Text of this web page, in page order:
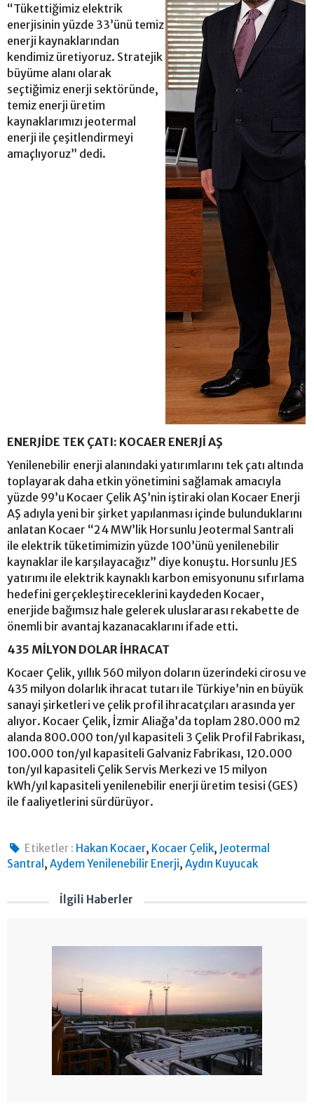
“Tükettiğimiz elektrik
enerjisinin yüzde 33’ünü temiz
enerji kaynaklarından
kendimiz üretiyoruz. Stratejik
büyüme alanı olarak
seçtiğimiz enerji sektöründe,
temiz enerji üretim
kaynaklarımızı jeotermal
enerji ile çeşitlendirmeyi
amaçlıyoruz” dedi.
ENERJİDE TEK ÇATI: KOCAER ENERJİ AŞ
Yenilenebilir enerji alanındaki yatırımlarını tek çatı altında
toplayarak daha etkin yönetimini sağlamak amacıyla
yüzde 99’u Kocaer Çelik AŞ’nin iştiraki olan Kocaer Enerji
AŞ adıyla yeni bir şirket yapılanması içinde bulunduklarını
anlatan Kocaer “24 MW’lik Horsunlu Jeotermal Santrali
ile elektrik tüketimimizin yüzde 100’ünü yenilenebilir
kaynaklar ile karşılayacağız” diye konuştu. Horsunlu JES
yatırımı ile elektrik kaynaklı karbon emisyonunu sıfırlama
hedefini gerçekleştireceklerini kaydeden Kocaer,
enerjide bağımsız hale gelerek uluslararası rekabette de
önemli bir avantaj kazanacaklarını ifade etti.
435 MİLYON DOLAR İHRACAT
Kocaer Çelik, yıllık 560 milyon doların üzerindeki cirosu ve
435 milyon dolarlık ihracat tutarı ile Türkiye’nin en büyük
sanayi şirketleri ve çelik profil ihracatçıları arasında yer
alıyor. Kocaer Çelik, İzmir Aliağa’da toplam 280.000 m2
alanda 800.000 ton/yıl kapasiteli 3 Çelik Profil Fabrikası,
100.000 ton/yıl kapasiteli Galvaniz Fabrikası, 120.000
ton/yıl kapasiteli Çelik Servis Merkezi ve 15 milyon
kWh/yıl kapasiteli yenilenebilir enerji üretim tesisi (GES)
ile faaliyetlerini sürdürüyor.
Etiketler : Hakan Kocaer, Kocaer Çelik, Jeotermal
Santral , Aydem Yenilenebilir Enerji, Aydın Kuyucak
İlgili Haberler